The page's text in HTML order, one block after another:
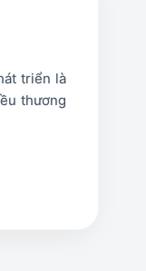
triển là
thương